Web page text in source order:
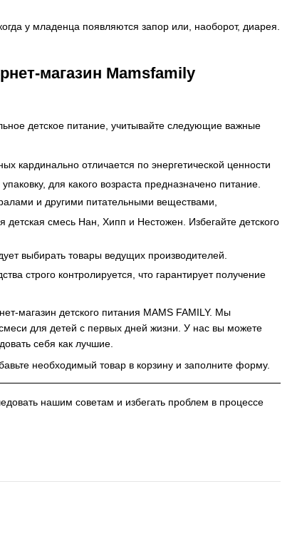
у младенца появляются запор или, наоборот, диарея.
магазин Mamsfamily
детское питание, учитывайте следующие важные
кардинально отличается по энергетической ценности
для какого возраста предназначено питание.
и другими питательными веществами,
смесь Нан, Хипп и Нестожен. Избегайте детского
выбирать товары ведущих производителей.
строго контролируется, что гарантирует получение
магазин детского питания MAMS FAMILY. Мы
для детей с первых дней жизни. У нас вы можете
себя как лучшие.
необходимый товар в корзину и заполните форму.
нашим советам и избегать проблем в процессе